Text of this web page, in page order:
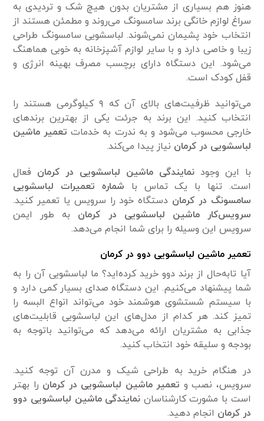
هنوز هم بسیاری از مشتریان بدون هیچ شک و تردیدی به
سراغ لوازم خانگی برند سامسونگ می‌روند و مطمئن هستند از
انتخاب خود پشیمان نمی‌شوند. لباسشویی سامسونگ طراحی
زیبا و خاصی دارد و با سایر لوازم آشپزخانه به خوبی هماهنگ
می‌شود. این دستگاه دارای برچسب مصرف بهینه انرژی و
قفل کودک است.
می‌توانید ظرفیت‌های بالای آن که ۹ کیلوگرمی هستند را
انتخاب کنید. این برند به جرئت یکی از بهترین برندهای
خارجی محسوب می‌شود و به ندرت به خدمات تعمیر ماشین
لباسشویی در کرمان نیاز پیدا می‌کند.
با این وجودنمایندگی ماشین لباسشویی در کرمان فعال
است. تنها با یک تماس با شماره تعمیرات لباسشویی
سامسونگ در کرمان دستگاه خود را سرویس یا تعمیر کنید.
سرویس‌کار ماشین لباسشویی در کرمان به طور ایمن
سرویس این وسیله را برای شما انجام می‌دهد.
تعمیر ماشین لباسشویی دوو در کرمان
آیا تابه‌حال از برند دوو خرید کرده‌اید؟ ما لباسشویی آن را به
شما پیشنهاد می‌کنیم. این دستگاه صدای بسیار کمی دارد و
با سیستم شستشوی هوشمند خود می‌تواند انواع البسه را
تمیز کند. هر کدام از مدل‌های این لباسشویی قابلیت‌های
جذابی به مشتریان ارائه می‌دهد که می‌توانید باتوجه به
بودجه و سلیقه خود انتخاب کنید.
در هنگام خرید به طراحی شیک و مدرن آن توجه کنید.
سرویس، نصب و تعمیر ماشین لباسشویی در کرمان را بهتر
است با مشورت کارشناسان نمایندگی ماشین لباسشویی دوو
در کرمان انجام دهید.